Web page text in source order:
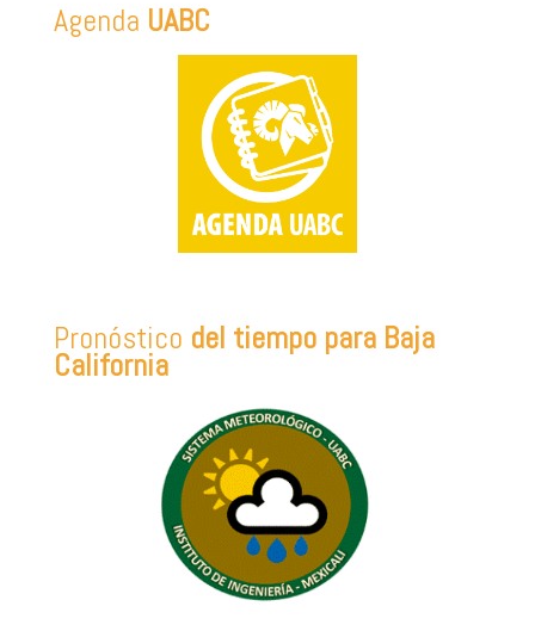
Agenda UABC
Pronóstico del tiempo para Baja
California